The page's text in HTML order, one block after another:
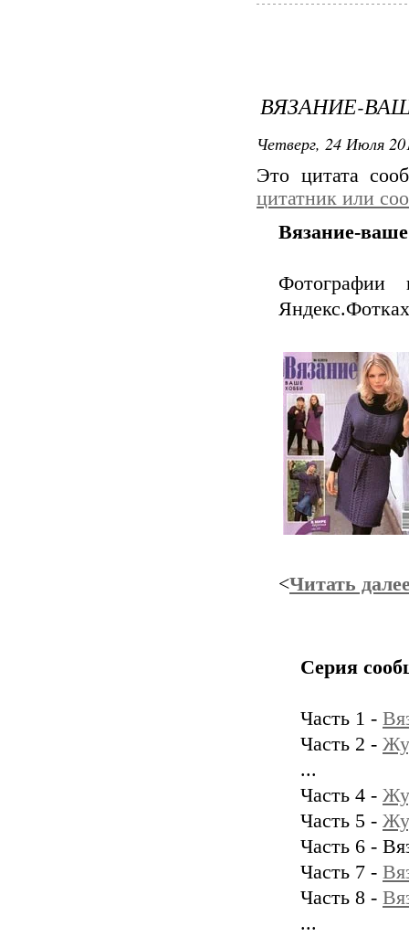
ВЯЗАНИЕ-
Четверг, 24 Июля
Это цитата
цитатник или
Вязание-
Яндекс.Фотках
<Читать
Серия
Часть 1 -
Часть 2 -
...
Часть 4 -
Часть 5 -
Часть 6 -
Часть 7 -
Часть 8 -
...